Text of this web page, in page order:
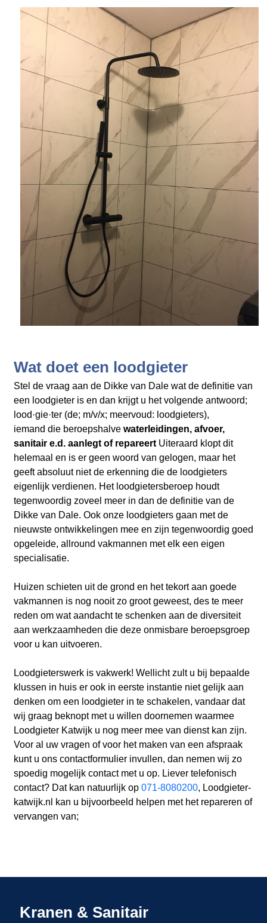
Wat doet een loodgieter
Stel de vraag aan de Dikke van Dale wat de definitie van
een loodgieter is en dan krijgt u het volgende antwoord;
lood·gie·ter (de; m/v/x; meervoud: loodgieters),
iemand die beroepshalve waterleidingen, afvoer,
sanitair e.d. aanlegt of repareertUiteraard klopt dit
helemaal en is er geen woord van gelogen, maar het
geeftabsoluut niet de erkenning die de loodgieters
eigenlijk verdienen. Het loodgietersberoep houdt
tegenwoordig zoveel meer in dan de definitie van de
Dikke van Dale. Ook onze loodgieters gaan met de
nieuwste ontwikkelingen mee en zijn tegenwoordig goed
opgeleide, allround vakmannen met elk een eigen
specialisatie.
Huizen schieten uit de grond en het tekort aan goede
vakmannen is nog nooit zo groot geweest, des te meer
reden om wat aandacht te schenken aan de diversiteit
aan werkzaamheden die deze onmisbare beroepsgroep
voor u kan uitvoeren.
Loodgieterswerk is vakwerk! Wellicht zult u bij bepaalde
klussen in huis er ook in eerste instantie niet gelijk aan
denken om een loodgieter in te schakelen, vandaar dat
wij graag beknopt met u willen doornemen waarmee
Loodgieter Katwijk u nog meer mee van dienst kan zijn.
Voor al uw vragen of voor het maken van een afspraak
kunt u ons contactformulier invullen, dan nemen wij zo
spoedig mogelijk contact met u op. Liever telefonisch
contact? Dat kan natuurlijk op 071-8080200, Loodgieter-
katwijk.nl kan u bijvoorbeeld helpen met het repareren of
vervangen van;
Kranen & Sanitair